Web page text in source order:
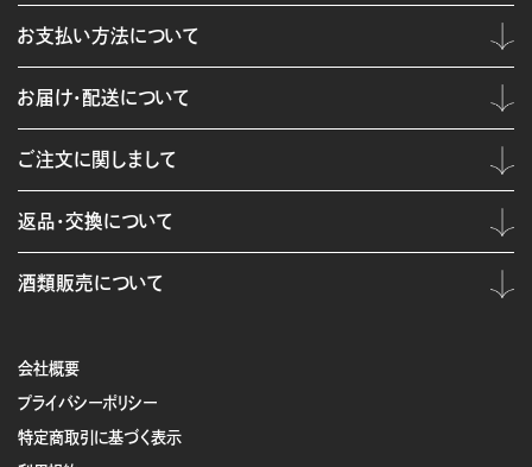
会社概要
プライバシーポリシー
特定商取引に基づく表示
お支払い方法について
お届け・配送について
ご注文に関しまして
返品・交換について
酒類販売について